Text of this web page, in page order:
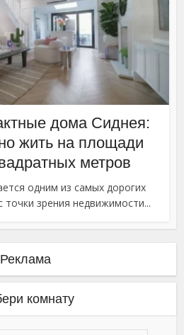
дома Сиднея:
жить на площади
метров
одним из самых дорогих
точки зрения недвижимости...
Реклама
комнату